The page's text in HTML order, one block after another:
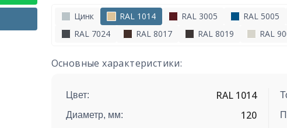
Цинк RAL 1014 RAL 3005 RAL 5005
RAL 7024
RAL 8017 RAL 8019 RAL
Основные характеристики:
Цвет: RAL 1014
Диаметр, мм: 120